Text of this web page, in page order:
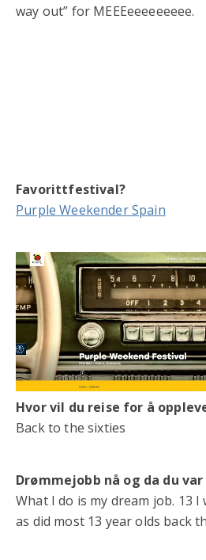
way out” for MEEEeeeeeeeee.
Favorittfestival?
Purple Weekender Spain
Hvor vil du reise for å
Back to the sixties
Drømmejobb nå og da du var
What I do is my dream job. 13
as did most 13 year olds back